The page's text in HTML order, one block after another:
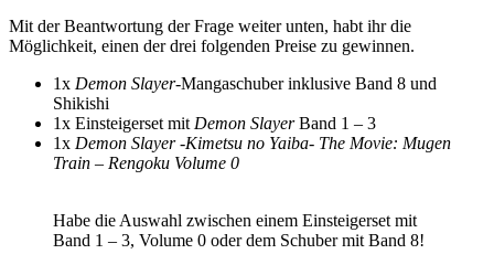
Mit der Beantwortung der Frage weiter unten, habt ihr die
Möglichkeit, einen der drei folgenden Preise zu gewinnen.
1x Demon Slayer-Mangaschuber inklusive Band 8 und
Shikishi
1x Einsteigerset mit Demon SlayerBand 1 – 3
1x Demon Slayer -Kimetsu no Yaiba- The Movie: Mugen
Train – Rengoku Volume 0
Habe die Auswahl zwischen einem Einsteigerset mit
Band 1 – 3, Volume 0 oder dem Schuber mit Band 8!